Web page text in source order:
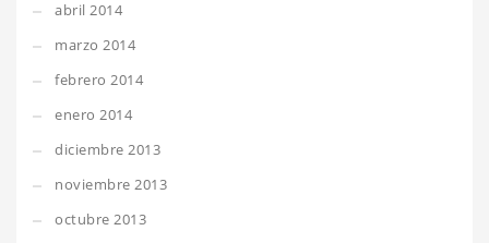
abril 2014
marzo 2014
febrero 2014
enero 2014
diciembre 2013
noviembre 2013
octubre 2013